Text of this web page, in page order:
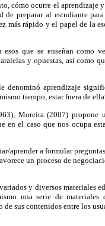
cómo ocurre el aprendizaje
de preparar al estudiante
más rápido y el papel de la
que se enseñan como
y opuestas, así como
denominó aprendizaje
tiempo, estar fuera de
Moreira (2007) propone
el caso que nos ocupa
aprender a formular
un proceso de
y diversos materiales
una serie de materiales
sus contenidos entre los